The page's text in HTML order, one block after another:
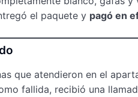
el paquete y pagó en
que atendieron en el
fallida, recibió una